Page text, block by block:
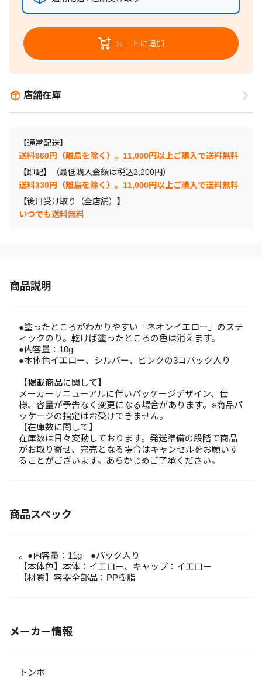
カートに追加
店舗在庫
【通常配送】
送料660円（離島を除く）。11,000円以上ご購入で送料無料
【即配】（最低購入金額は税込2,200円）
送料330円（離島を除く）。11,000円以上ご購入で送料無料
【後日受け取り（全店舗）】
いつでも送料無料
商品説明
●塗ったところがわかりやすい「ネオンイエロー」のステ
ィックのり。乾けば塗ったところの色は消えます。
●内容量：10g
●本体色イエロー、シルバー、ピンクの3コパック入り
【掲載商品に関して】
メーカーリニューアルに伴いパッケージデザイン、仕
様、容量が予告なく変更になる場合があります。※商品パ
ッケージの指定はお受けできません。
【在庫数に関して】
在庫数は日々変動しております。発送準備の段階で商品
がお取り寄せ、完売となる場合はキャンセルをお願いす
ることがございます。あらかじめご了承ください。
商品スペック
。●内容量：11g ●パック入り
【本体色】本体：イエロー、キャップ：イエロー
【材質】容器全部品：PP樹脂
メーカー情報
トンボ